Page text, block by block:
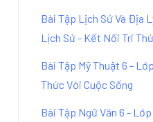
Bài Tập Lịch Sử Và Địa
Lịch Sử - Kết Nối Tri
Bài Tập Mỹ Thuật 6 -
Thức Với Cuộc Sống
Bài Tập Ngữ Văn 6 -